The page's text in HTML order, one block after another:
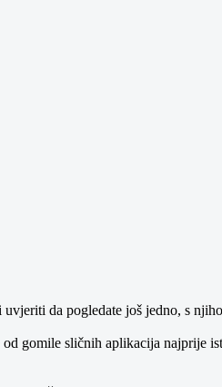
da pogledate još jedno, s
gomile sličnih aplikacija najprije